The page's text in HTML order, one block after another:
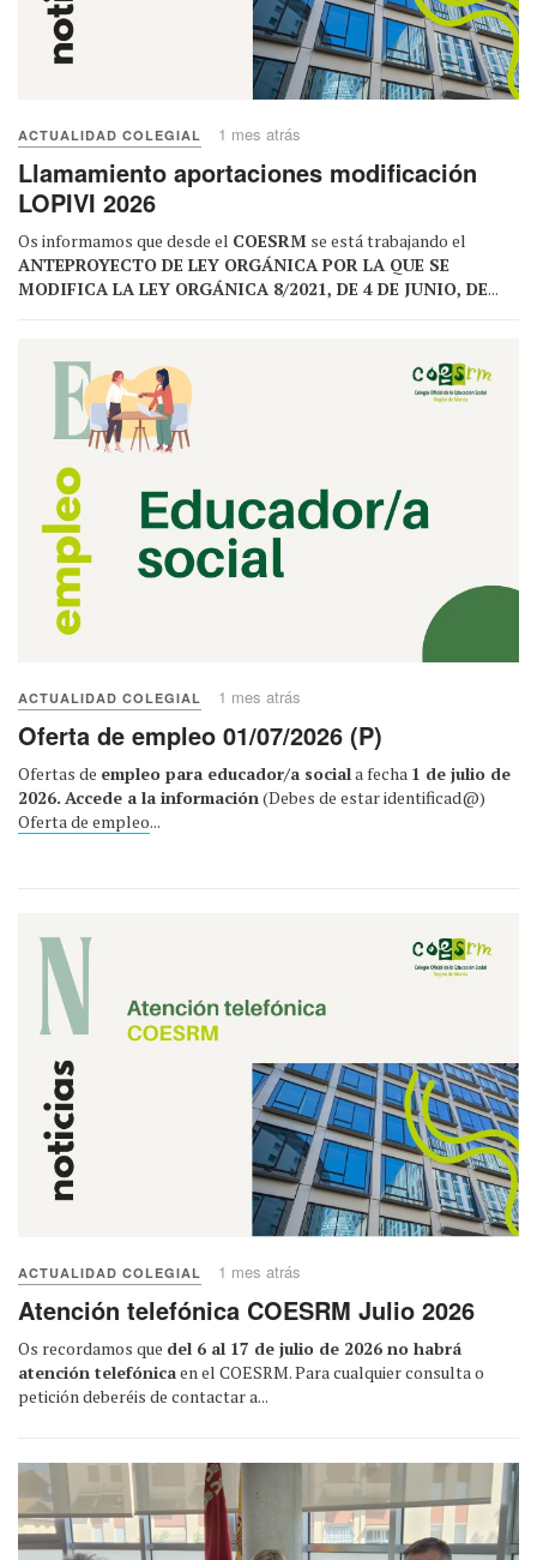
ACTUALIDAD COLEGIAL 1 mes atrás
Llamamiento aportaciones modificación
LOPIVI 2026
Os informamos que desde el COESRM se está trabajando el
ANTEPROYECTO DE LEY ORGÁNICA POR LA QUE SE
MODIFICA LA LEY ORGÁNICA 8/2021, DE 4 DE JUNIO, DE...
ACTUALIDAD COLEGIAL 1 mes atrás
Oferta de empleo 01/07/2026 (P)
Ofertas de empleo para educador/a sociala fecha 1 de julio de
2026. Accede a la información(Debes de estar identificad@)
Oferta de empleo...
ACTUALIDAD COLEGIAL 1 mes atrás
Atención telefónica COESRM Julio 2026
Os recordamos que del 6 al 17 de julio de 2026 no habrá
atención telefónicaen el COESRM. Para cualquier consulta o
petición deberéis de contactar a...